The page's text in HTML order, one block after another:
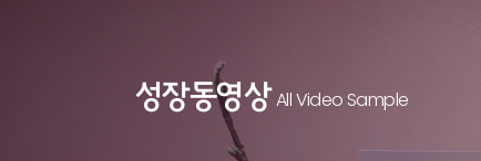
성장동영상 All Video Sample